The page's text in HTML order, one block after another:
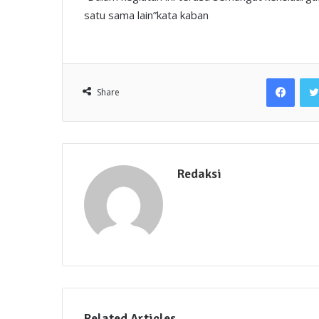
satu sama lain”kata kaban
Share
Redaksi